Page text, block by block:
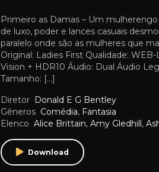
Primeiro as Damas – Um
de luxo, poder e lances casuais
paralelo onde são as mulheres que
Original: Ladies First Qualidade:
Vision + HDR10 Áudio: Dual Áudio
Tamanho: […]
Diretor Donald E G Bentley
Gêneros Comédia, Fantasia
Elenco Alice Brittain, Amy Gledhill,
Download